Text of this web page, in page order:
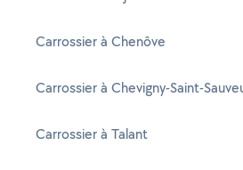
Carrossier à Chenôve
Carrossier à Chevigny-Saint-
Carrossier à Talant